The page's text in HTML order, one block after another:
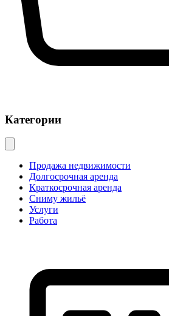
Категории
Продажа недвижимости
Долгосрочная аренда
Краткосрочная аренда
Сниму жильё
Услуги
Работа